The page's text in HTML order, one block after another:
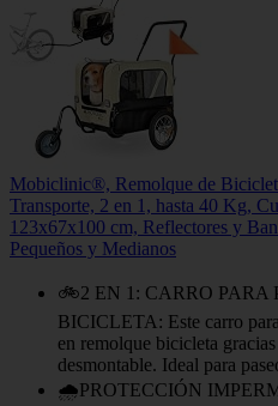
Mobiclinic®, Remolque de
Transporte, 2 en 1, hasta 40 Kg,
123x67x100 cm, Reflectores y
Pequeños y Medianos
🚲2 EN 1: CARRO PARA
BICICLETA: Este carro
en remolque bicicleta
desmontable. Ideal para
🌧️PROTECCIÓN